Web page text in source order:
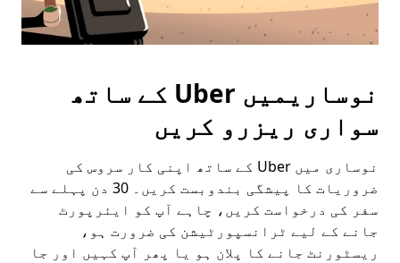
نوساریمیں Uber کے ساتھ
سواری ریزرو کریں
نوساری میں Uber کے ساتھ اپنی کار سروس کی
ضروریات کا پیشگی بندوبست کریں۔ 30 دن پہلے سے
سفر کی درخواست کریں، چاہے آپ کو ایئرپورٹ
جانے کے لیے ٹرانسپورٹیشن کی ضرورت ہو،
ریسٹورنٹ جانے کا پلان ہو یا پھر آپ کہیں اور جا